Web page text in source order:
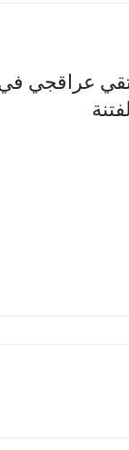
عراقجي